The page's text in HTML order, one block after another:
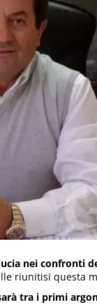
nei confronti
riunitisi questa
tra i primi